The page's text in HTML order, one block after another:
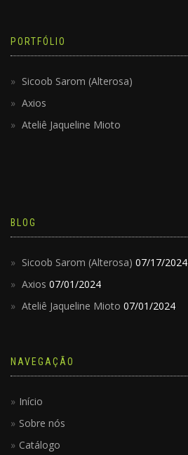
PORTFÓLIO
Sicoob Sarom (Alterosa)
Axios
Ateliê Jaqueline Mioto
BLOG
Sicoob Sarom (Alterosa) 07/17/2024
Axios 07/01/2024
Ateliê Jaqueline Mioto 07/01/2024
NAVEGAÇÃO
Início
Sobre nós
Catálogo